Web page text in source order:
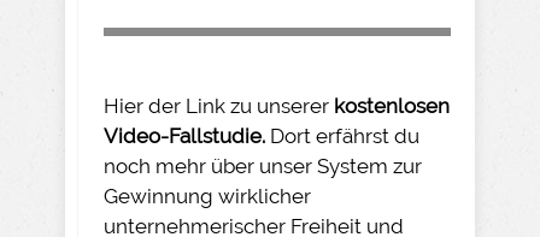
Hier der Link zu unserer kostenlosen
Video-Fallstudie. Dort erfährst du
noch mehr über unser System zur
Gewinnung wirklicher
unternehmerischer Freiheit und